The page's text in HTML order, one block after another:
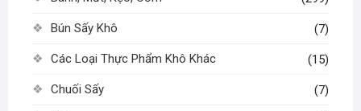
Bún Sấy Khô (7)
Các Loại Thực Phẩm Khô Khác (15)
Chuối Sấy (7)